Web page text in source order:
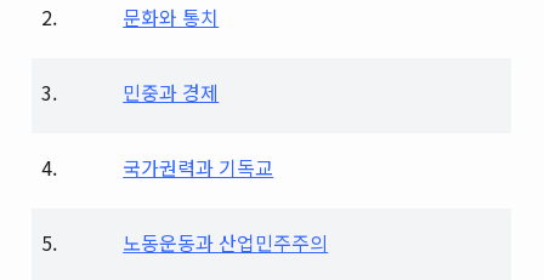
2. 문화와 통치
3. 민중과 경제
4. 국가권력과 기독교
5. 노동운동과 산업민주주의